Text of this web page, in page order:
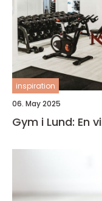
inspiration
06. May 2025
Gym i Lund: En